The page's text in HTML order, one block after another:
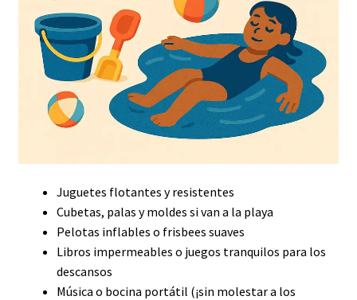
Juguetes flotantes y resistentes
Cubetas, palas y moldes si van a la playa
Pelotas inflables o frisbees suaves
Libros impermeables o juegos tranquilos para los
descansos
Música o bocina portátil (¡sin molestar a los